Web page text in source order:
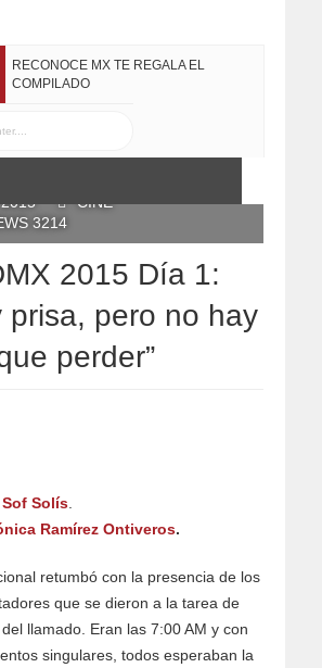
RECONOCE MX TE REGALA EL
COMPILADO
CINE
3214
2015 Día 1:
prisa, pero no hay
perder”
Solís
Ramírez Ontiveros.
retumbó con la presencia de los
que se dieron a la tarea de
llamado. Eran las 7:00 AM y con
singulares, todos esperaban la